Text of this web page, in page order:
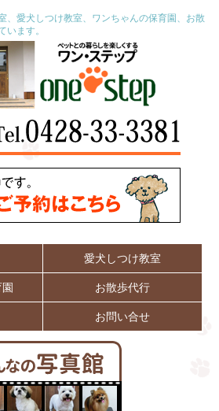
、愛犬しつけ教室、ワンちゃんの保育園、お散
います。
愛犬しつけ教室
お散歩代行
お問い合せ